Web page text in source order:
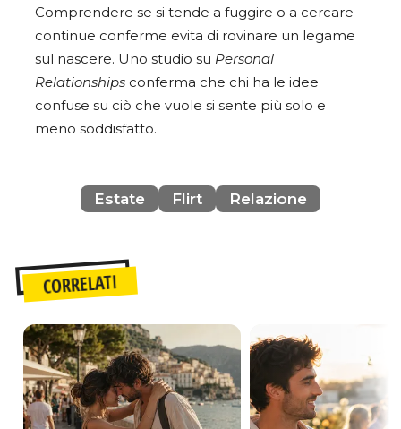
Comprendere se si tende a fuggire o a cercare
continue conferme evita di rovinare un legame
sul nascere. Uno studio su Personal
Relationships conferma che chi ha le idee
confuse su ciò che vuole si sente più solo e
meno soddisfatto.
Estate Flirt Relazione
CORRELATI